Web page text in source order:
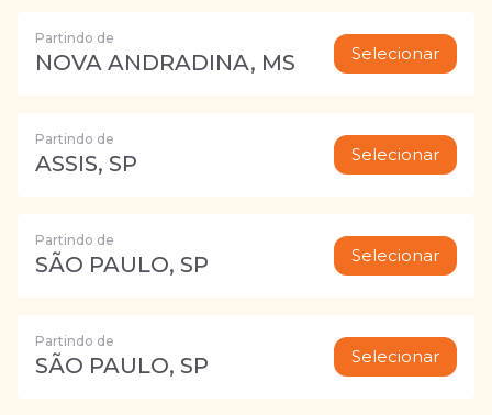
Partindo de
NOVA ANDRADINA, MS Selecionar
Partindo de
ASSIS, SP Selecionar
Partindo de
SÃO PAULO, SP Selecionar
Partindo de
SÃO PAULO, SP Selecionar